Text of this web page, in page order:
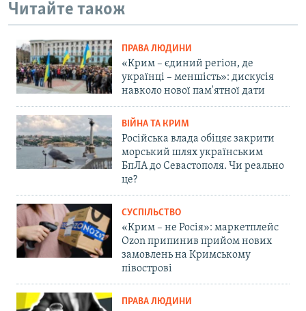
Читайте також
ПРАВА ЛЮДИНИ
«Крим – єдиний регіон, де
українці – меншість»: дискусія
навколо нової пам'ятної дати
ВІЙНА ТА КРИМ
Російська влада обіцяє закрити
морський шлях українським
БпЛА до Севастополя. Чи реально
це?
СУСПІЛЬСТВО
«Крим – не Росія»: маркетплейс
Ozon припинив прийом нових
замовлень на Кримському
півострові
ПРАВА ЛЮДИНИ